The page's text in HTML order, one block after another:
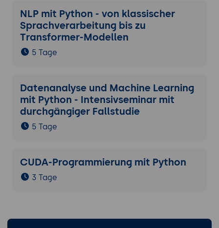
NLP mit Python - von klassischer
Sprachverarbeitung bis zu
Transformer-Modellen
5 Tage
Datenanalyse und Machine Learning
mit Python - Intensivseminar mit
durchgängiger Fallstudie
5 Tage
CUDA-Programmierung mit Python
3 Tage